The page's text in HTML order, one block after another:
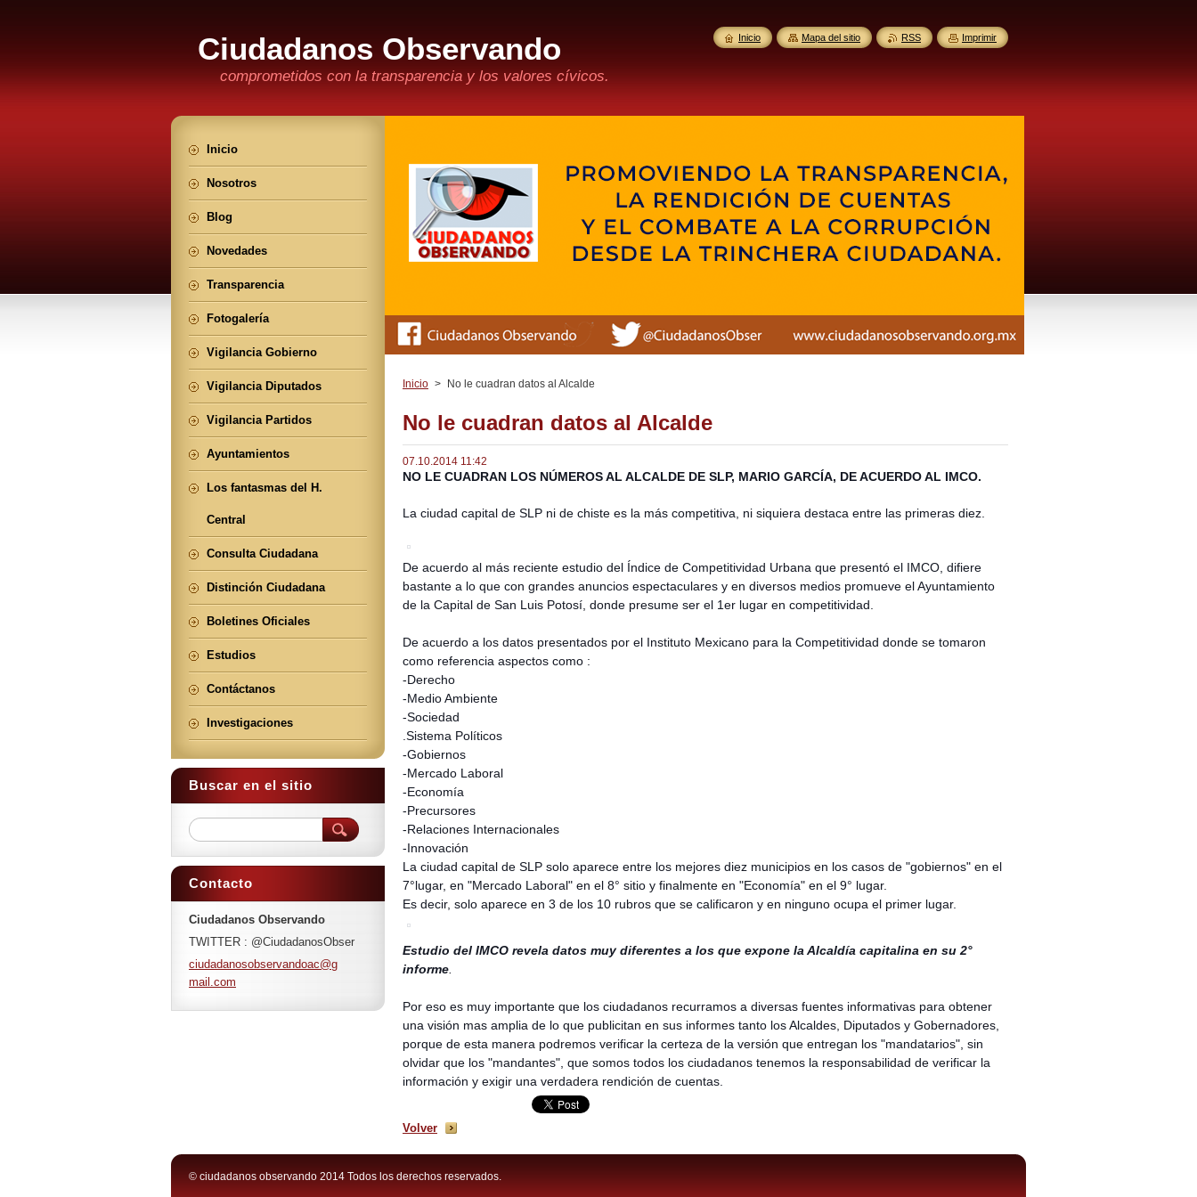
Ciudadanos Observando
comprometidos con la transparencia y los valores cívicos.
Inicio > No le cuadran datos al Alcalde
No le cuadran datos al Alcalde
07.10.2014 11:42
NO LE CUADRAN LOS NÚMEROS AL ALCALDE DE SLP, MARIO GARCÍA, DE ACUERDO AL IMCO.
La ciudad capital de SLP ni de chiste es la más competitiva, ni siquiera destaca entre las primeras diez.
De acuerdo al más reciente estudio del Índice de Competitividad Urbana que presentó el IMCO, difiere
bastante a lo que con grandes anuncios espectaculares y en diversos medios promueve el Ayuntamiento
de la Capital de San Luis Potosí, donde presume ser el 1er lugar en competitividad.
De acuerdo a los datos presentados por el Instituto Mexicano para la Competitividad donde se tomaron
como referencia aspectos como :
-Derecho
-Medio Ambiente
-Sociedad
.Sistema Políticos
-Gobiernos
-Mercado Laboral
-Economía
-Precursores
-Relaciones Internacionales
-Innovación
La ciudad capital de SLP solo aparece entre los mejores diez municipios en los casos de "gobiernos" en el
7°lugar, en "Mercado Laboral" en el 8° sitio y finalmente en "Economía" en el 9° lugar.
Es decir, solo aparece en 3 de los 10 rubros que se calificaron y en ninguno ocupa el primer lugar.
Estudio del IMCO revela datos muy diferentes a los que expone la Alcaldía capitalina en su 2°
informe
Por eso es muy importante que los ciudadanos recurramos a diversas fuentes informativas para obtener
una visión mas amplia de lo que publicitan en sus informes tanto los Alcaldes, Diputados y Gobernadores,
porque de esta manera podremos verificar la certeza de la versión que entregan los "mandatarios", sin
olvidar que los "mandantes", que somos todos los ciudadanos tenemos la responsabilidad de verificar la
información y exigir una verdadera rendición de cuentas.
Volver
Inicio
Nosotros
Blog
Novedades
Transparencia
Fotogalería
Vigilancia Gobierno
Vigilancia Diputados
Vigilancia Partidos
Ayuntamientos
Los fantasmas del H.
Central
Consulta Ciudadana
Distinción Ciudadana
Boletines Oficiales
Estudios
Contáctanos
Investigaciones
Buscar en el sitio
Contacto
Ciudadanos Observando
TWITTER : @CiudadanosObser
ciudadanosobservandoac@g
mail.com
© ciudadanos observando 2014 Todos los derechos reservados.
Inicio Mapa del sitio RSS Imprimir